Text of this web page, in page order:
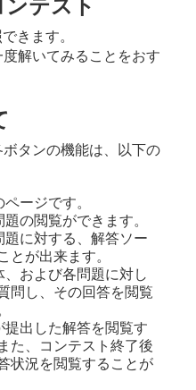
きます。
解いてみることをおす
タンの機能は、以下の
ージです。
の閲覧ができます。
題に対する、解答ソー
とが出来ます。
、および各問題に対し
問し、その回答を閲覧
提出した解答を閲覧す
た、コンテスト終了後
状況を閲覧することが